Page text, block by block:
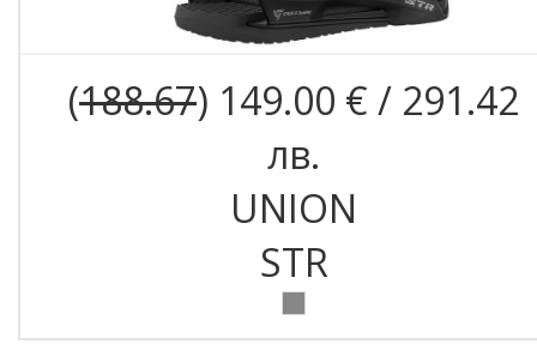
(188.67) 149.00 € / 291.42
лв.
UNION
STR